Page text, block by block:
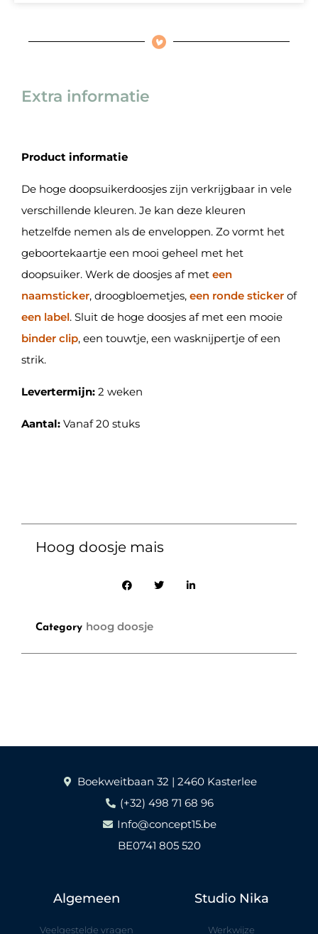
Extra informatie
Product informatie
De hoge doopsuikerdoosjes zijn verkrijgbaar in vele
verschillende kleuren. Je kan deze kleuren
hetzelfde nemen als de enveloppen. Zo vormt het
geboortekaartje een mooi geheel met het
doopsuiker. Werk de doosjes af met een
naamsticker, droogbloemetjes, een ronde sticker of
een label. Sluit de hoge doosjes af met een mooie
binder clip, een touwtje, een wasknijpertje of een
strik.
Levertermijn: 2 weken
Aantal: Vanaf 20 stuks
Hoog doosje mais
Category hoog doosje
Boekweitbaan 32 | 2460 Kasterlee
(+32) 498 71 68 96
Info@concept15.be
BE0741 805 520
Algemeen
Veelgestelde vragen
Studio Nika
Werkwijze